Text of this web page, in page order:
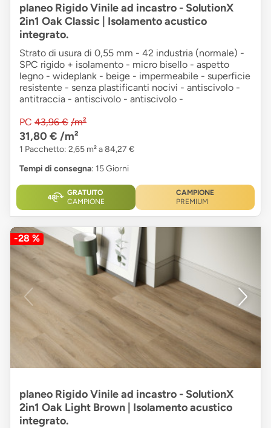
planeo Rigido Vinile ad incastro - SolutionX
2in1 Oak Classic | Isolamento acustico
integrato.
Strato di usura di 0,55 mm - 42 industria (normale) -
SPC rigido + isolamento - micro bisello - aspetto
legno - wideplank - beige - impermeabile - superficie
resistente - senza plastificanti nocivi - antiscivolo -
antitraccia - antiscivolo - antiscivolo -
PC 43,96 € /m²
31,80 € /m²
1 Pacchetto: 2,65 m² a 84,27 €
Tempi di consegna: 15 Giorni
GRATUITO
CAMPIONE
CAMPIONE
PREMIUM
-28 %
planeo Rigido Vinile ad incastro - SolutionX
2in1 Oak Light Brown | Isolamento acustico
integrato.